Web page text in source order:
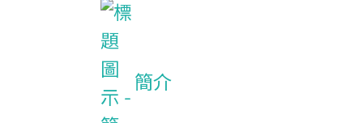
簡介